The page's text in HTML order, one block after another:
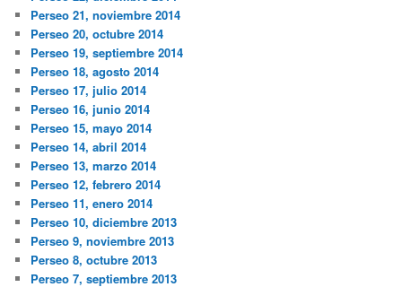
Perseo 21, noviembre 2014
Perseo 20, octubre 2014
Perseo 19, septiembre 2014
Perseo 18, agosto 2014
Perseo 17, julio 2014
Perseo 16, junio 2014
Perseo 15, mayo 2014
Perseo 14, abril 2014
Perseo 13, marzo 2014
Perseo 12, febrero 2014
Perseo 11, enero 2014
Perseo 10, diciembre 2013
Perseo 9, noviembre 2013
Perseo 8, octubre 2013
Perseo 7, septiembre 2013